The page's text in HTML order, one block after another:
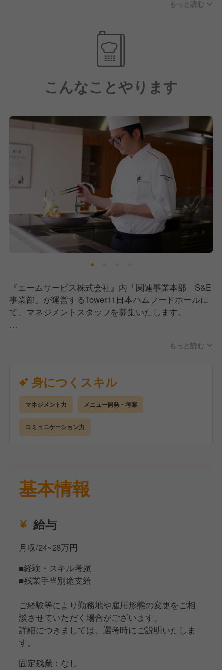
お休みに関しては年間休日122日(月8〜11日休み)、実
働8時間/日の実施をおこない、残業代も別途支給とな
さらに子育て支援や各種手当も充実している点や、産
業医・保健師を中心に健康支援を徹底し、一人ひとり
が健康でいられるように様々な取り組みをおこなって
ょう。
【しっかりとスキルアップ・キャリアアップもできま
そして私たちは日本最大級の給食・ホスピタリティサ
ービス企業として在り続けています。
これには今働いてくれている社員一人ひとりの成長が
あってこそだと考えており、だからこそスキルアッ
プ・キャリアアップの環境づくりに力を入れていま
企業内学校「わたしアカデミー」では、オンラインと
対面を組み合わせた充実の研修制度を用意していま
す。
メニュープランや基礎栄養はもちろん、様々なジャン
ルの学びを提供しており、資格取得支援制度も充実。
特に管理栄養士取得支援プログラムは多くの社員に活
な料理を扱うからこそ、数多くの料理をマスターでき
る環境があります。
メニュープランニング・盛り付け・調理からマーケテ
ィングまで、様々な場面でアイデアを発揮していただ
ける、幅広いキャリアを描ける会社です。
もっと読む
こんなことやります
『エームサービス株式会社』内「関連事業本部 S&E
事業部」が運営するTower11日本ハムフードホールに
て、マネジメントスタッフを募集いたします。
わったことがある方、コミュニケーション能力に自信
【業務内容】
施設全体の運営やクライアントとの打ち合わせ、イベ
ントのサポート等をお任せ予定です。
徐々に仕事に慣れてきたらメニュー開発やスタッフの
マネジメントにも携わっていただきます！
安定した経営基盤の当社でキャリアを築いていきませ
んか？
もっと読む
身につくスキル
マネジメント力 メニュー開発・考案
コミュニケーション力
基本情報
給与
月収/24~28万円
■経験・スキル考慮
■残業手当別途支給
ご経験等により勤務地や雇用形態の変更をご相
談させていただく場合がございます。
詳細につきましては、選考時にご説明いたしま
す。
固定残業：なし